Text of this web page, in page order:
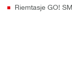
Riemtasje GO!